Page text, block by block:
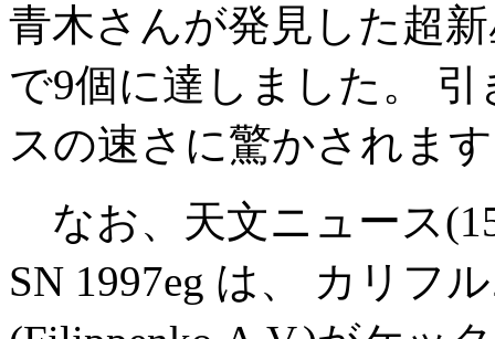
青木さんが発見した超
で9個に達しました。
スの速さに驚かされま
なお、天文ニュース
SN 1997eg は、 カリフ